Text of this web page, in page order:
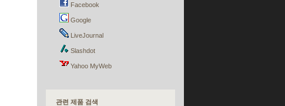
»SF 시리즈
다목적 충전 및 성형기
HLT-700XL
퍼프 페이스 트리 만드는 기계
»PP-2 시리즈
라운딩 컨베이어
»BG-3000
Facebook
Google
LiveJournal
Slashdot
Yahoo MyWeb
관련 제품 검색